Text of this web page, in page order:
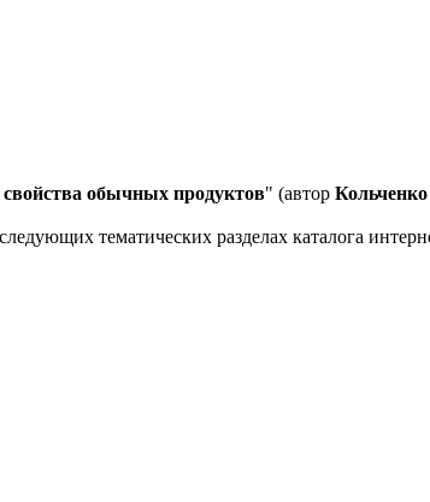
обычных продуктов" (автор
тематических разделах каталога